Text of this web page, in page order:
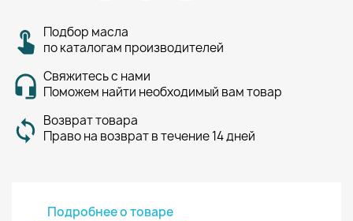
Подбор масла
по каталогам производителей
Свяжитесь с нами
Поможем найти необходимый вам товар
Возврат товара
Право на возврат в течение 14 дней
Подробнее о товаре